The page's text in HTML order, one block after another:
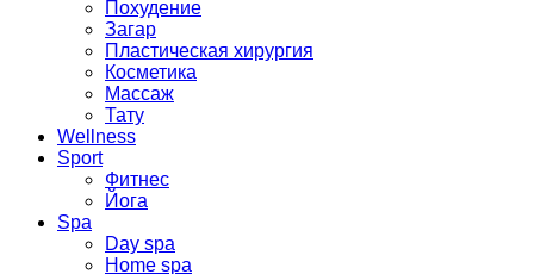
Похудение
Загар
Пластическая хирургия
Косметика
Массаж
Тату
Wellness
Sport
Фитнес
Йога
Spa
Day spa
Home spa